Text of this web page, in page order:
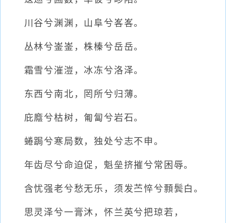
川谷兮渊渊，山阜兮峉峉。
丛林兮崟崟，株榛兮岳岳。
霜雪兮漼溰，冰冻兮洛泽。
东西兮南北，罔所兮归薄。
庇廕兮枯树，匍匐兮岩石。
蜷跼兮寒局数，独处兮志不申。
年齿尽兮命迫促，魁垒挤摧兮常困辱。
含忧强老兮愁无乐，须发苎悴兮顠鬓白。
思灵泽兮一膏沐，怀兰英兮把琼若，